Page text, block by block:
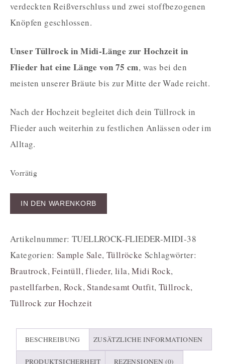
verdeckten Reißverschluss und zwei stoffbezogenen
Knöpfen geschlossen.
Unser Tüllrock in Midi-Länge zur Hochzeit in
Flieder hat eine Länge von 75 cm, was bei den
meisten unserer Bräute bis zur Mitte der Wade reicht.
Nach der Hochzeit begleitet dich dein Tüllrock in
Flieder auch weiterhin zu festlichen Anlässen oder im
Alltag.
Vorrätig
IN DEN WARENKORB
Artikelnummer:TUELLROCK-FLIEDER-MIDI-38
Kategorien: Sample Sale,Tüllröcke Schlagwörter:
Brautrock,Feintüll,flieder,lila,Midi Rock,
pastellfarben,Rock,Standesamt Outfit,Tüllrock,
Tüllrock zur Hochzeit
BESCHREIBUNG ZUSÄTZLICHE INFORMATIONEN
PRODUKTSICHERHEIT REZENSIONEN (0)